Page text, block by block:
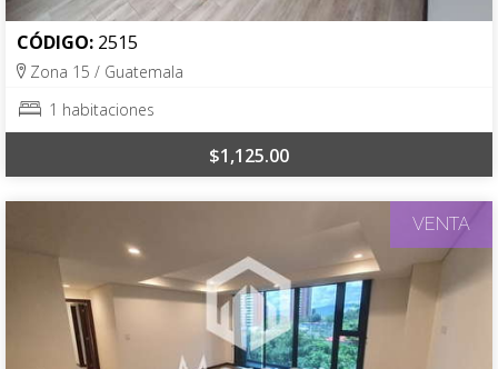
CÓDIGO: 2515
Zona 15 / Guatemala
1 habitaciones
$1,125.00
VENTA